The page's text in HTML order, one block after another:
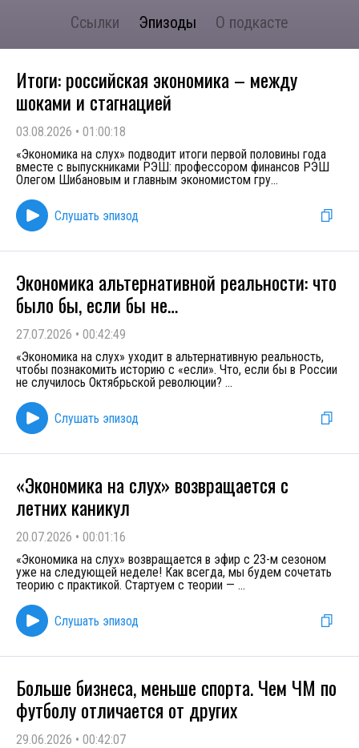
Ссылки Эпизоды О подкасте
Итоги: российская экономика – между
шоками и стагнацией
03.08.2026 • 01:00:18
«Экономика на слух» подводит итоги первой половины года
вместе с выпускниками РЭШ: профессором финансов РЭШ
Олегом Шибановым и главным экономистом гру...
Слушать эпизод
Экономика альтернативной реальности: что
было бы, если бы не…
27.07.2026 • 00:42:49
«Экономика на слух» уходит в альтернативную реальность,
чтобы познакомить историю с «если». Что, если бы в России
не случилось Октябрьской революции? ...
Слушать эпизод
«Экономика на слух» возвращается с
летних каникул
20.07.2026 • 00:01:16
«Экономика на слух» возвращается в эфир с 23-м сезоном
уже на следующей неделе! Как всегда, мы будем сочетать
теорию с практикой. Стартуем с теории — ...
Слушать эпизод
Больше бизнеса, меньше спорта. Чем ЧМ по
футболу отличается от других
29.06.2026 • 00:42:07